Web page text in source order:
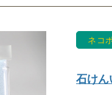
ネコ
石けん